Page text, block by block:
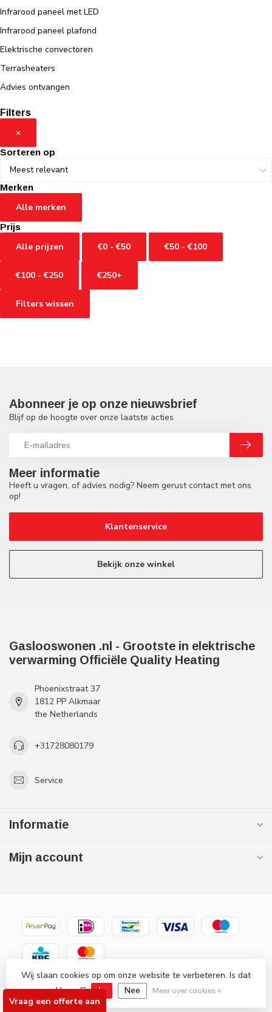
Vraag een offerte aan
Infrarood paneel met LED
Infrarood paneel plafond
Elektrische convectoren
Terrasheaters
Advies ontvangen
Filters
×
Sorteren op
Merken
Alle merken
Prijs
Alle prijzen €0 - €50 €50 - €100
€100 - €250 €250+
Filters wissen
Meer informatie
Heeft u vragen, of advies nodig? Neem gerust contact met ons
op!
Klantenservice
Bekijk onze winkel
Abonneer je op onze nieuwsbrief
Blijf op de hoogte over onze laatste acties
Gaslooswonen .nl - Grootste in elektrische
verwarming Officiële Quality Heating
Phoenixstraat 37
1812 PP Alkmaar
the Netherlands
+31728080179
Service
Informatie
Mijn account
© Copyright 2026 Gaslooswonen .nl - Grootste in elektrische
verwarming Officiële Quality Heating
Wij slaan cookies op om onze website te verbeteren. Is dat
akkoord?
Ja Nee Meer over cookies »